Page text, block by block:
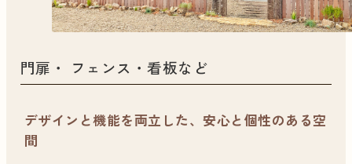
門扉・ フェンス・看板など
デザインと機能を両立した、安心と個性のある空
間